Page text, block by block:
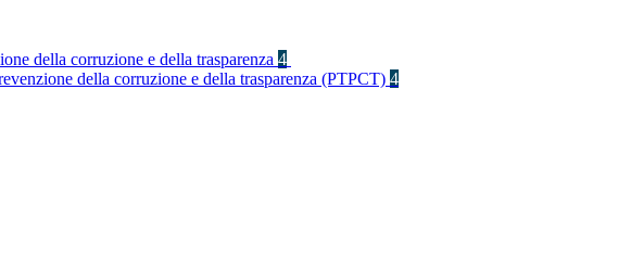
della corruzione e della trasparenza 4
della corruzione e della trasparenza (PTPCT) 4